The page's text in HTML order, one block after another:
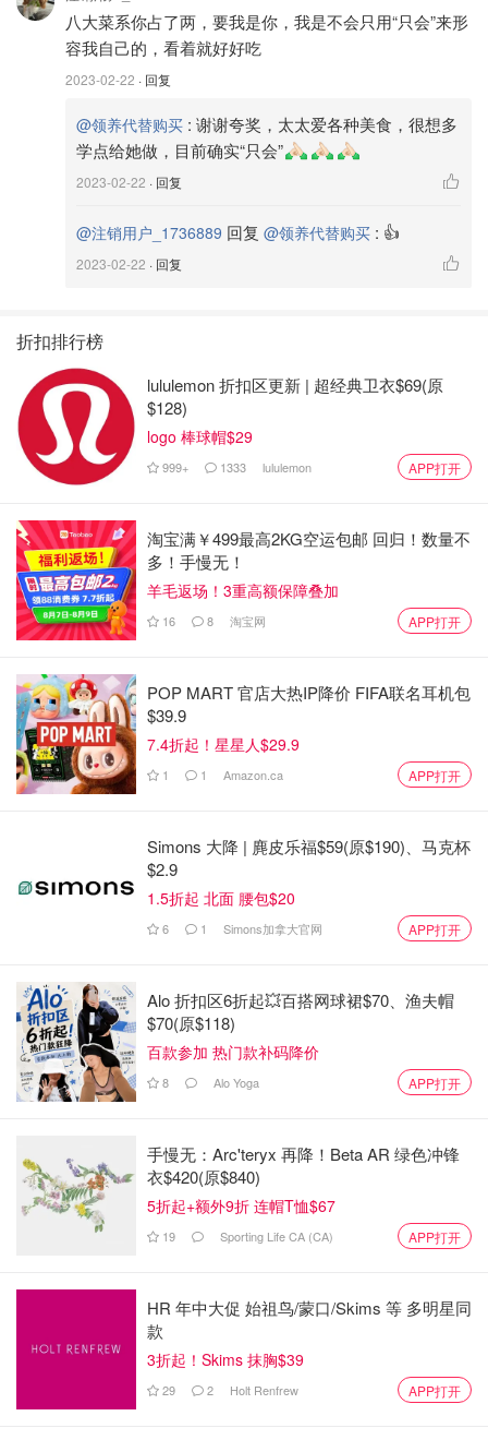
八大菜系你占了两，要我是你，我是不会只用“只会”来形
容我自己的，看着就好好吃
2023-02-22 · 回复
@领养代替购买 : 谢谢夸奖，太太爱各种美食，很想多
学点给她做，目前确实“只会”
2023-02-22 · 回复
@注销用户_1736889 回复 @领养代替购买 : 👍
2023-02-22 · 回复
折扣排行榜
lululemon 折扣区更新 | 超经典卫衣$69(原
$128)
logo 棒球帽$29
999+ 1333 lululemon APP打开
淘宝满￥499最高2KG空运包邮 回归！数量不
多！手慢无！
羊毛返场！3重高额保障叠加
16 8 淘宝网 APP打开
POP MART 官店大热IP降价 FIFA联名耳机包
$39.9
7.4折起！星星人$29.9
1 1 Amazon.ca APP打开
Simons 大降 | 麂皮乐福$59(原$190)、马克杯
$2.9
1.5折起 北面 腰包$20
6 1 Simons加拿大官网 APP打开
Alo 折扣区6折起💥百搭网球裙$70、渔夫帽
$70(原$118)
百款参加 热门款补码降价
8 Alo Yoga APP打开
手慢无：Arc'teryx 再降！Beta AR 绿色冲锋
衣$420(原$840)
5折起+额外9折 连帽T恤$67
19 Sporting Life CA (CA) APP打开
HR 年中大促 始祖鸟/蒙口/Skims 等 多明星同
款
3折起！Skims 抹胸$39
29 2 Holt Renfrew APP打开